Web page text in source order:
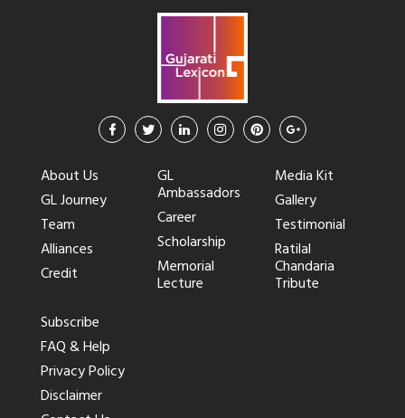
About Us
GL Journey
Team
Alliances
Credit
GL
Ambassadors
Career
Scholarship
Memorial
Lecture
Media Kit
Gallery
Testimonial
Ratilal
Chandaria
Tribute
Subscribe
FAQ & Help
Privacy Policy
Disclaimer